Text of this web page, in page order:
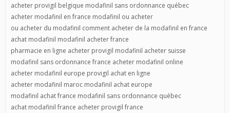
acheter provigil belgique modafinil sans ordonnance québec
acheter modafinil en france modafinil ou acheter
ou acheter du modafinil comment acheter de la modafinil en france
achat modafinil modafinil acheter france
pharmacie en ligne acheter provigil modafinil acheter suisse
modafinil sans ordonnance france acheter modafinil online
acheter modafinil europe provigil achat en ligne
acheter modafinil maroc modafinil achat europe
modafinil achat france modafinil sans ordonnance québec
achat modafinil france acheter provigil france